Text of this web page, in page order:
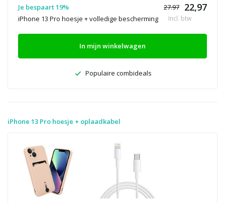
Je bespaart 19% 27.97 22,97
iPhone 13 Pro hoesje + volledige bescherming Incl. btw
In mijn winkelwagen
Populaire combideals
iPhone 13 Pro hoesje + oplaadkabel